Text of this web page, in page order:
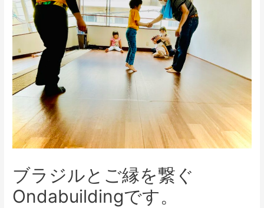
ブラジルとご縁を繋ぐ
Ondabuildingです。